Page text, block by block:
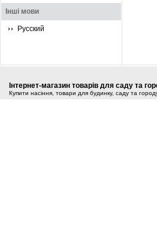
Інші мови
Русский
Інтернет-магазин товарів для саду та
Купити насіння, товари для будинку, саду та